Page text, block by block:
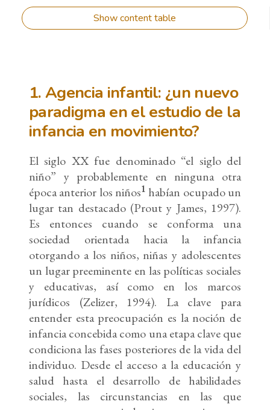
Show content table
1. Agencia infantil: ¿un nuevo
paradigma en el estudio de la
infancia en movimiento?
El siglo XX fue denominado “el siglo del
niño” y probablemente en ninguna otra
época anterior los niños1 habían ocupado un
lugar tan destacado (Prout y James, 1997).
Es entonces cuando se conforma una
sociedad orientada hacia la infancia
otorgando a los niños, niñas y adolescentes
un lugar preeminente en las políticas sociales
y educativas, así como en los marcos
jurídicos (Zelizer, 1994). La clave para
entender esta preocupación es la noción de
infancia concebida como una etapa clave que
condiciona las fases posteriores de la vida del
individuo. Desde el acceso a la educación y
salud hasta el desarrollo de habilidades
sociales, las circunstancias en las que